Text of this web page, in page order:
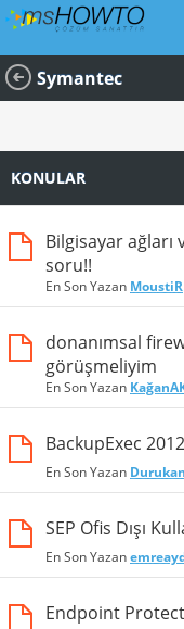
Symantec
KONULAR
Bilgisayar ağları
soru!!
En Son Yazan MoustiR
donanımsal
görüşmeliyim
En Son Yazan
BackupExec
En Son Yazan Durukan
SEP Ofis Dışı
En Son Yazan
Endpoint